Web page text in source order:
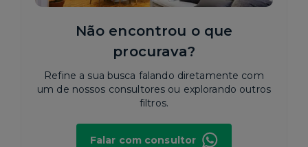
Não encontrou o que
procurava?
Refine a sua busca falando diretamente com
um de nossos consultores ou explorando outros
filtros.
Falar com consultor